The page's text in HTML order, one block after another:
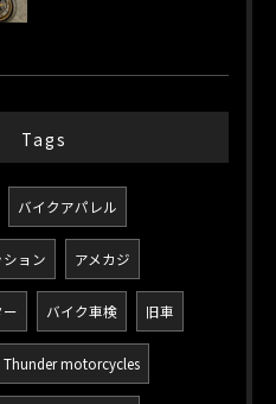
Tags
バイクアパレル
ョン アメカジ
ー バイク車検 旧車
Thunder motorcycles